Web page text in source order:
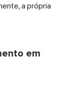
a própria
em